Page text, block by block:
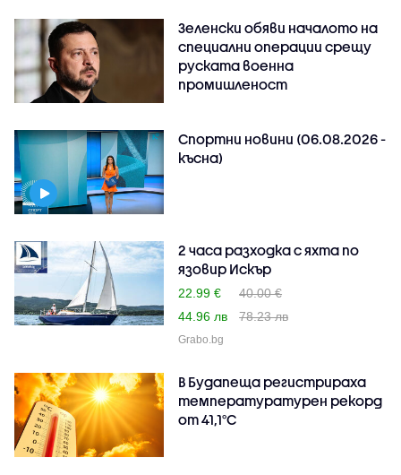
Зеленски обяви началото на
специални операции срещу
руската военна
промишленост
Спортни новини (06.08.2026 -
късна)
2 часа разходка с яхта по
язовир Искър
22.99 €
40.00 €
44.96 лв
78.23 лв
Grabo.bg
В Будапеща регистрираха
температуратурен рекорд
от 41,1°C